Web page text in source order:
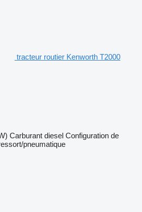
tracteur routier Kenworth T2000
Carburant diesel Configuration de
pneumatique